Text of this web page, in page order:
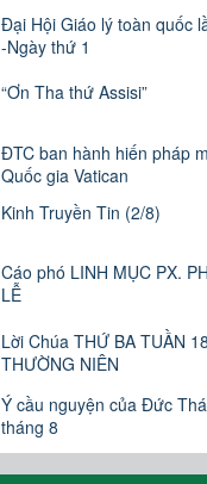
Đại Hội Giáo lý toàn quốc
-Ngày thứ 1
“Ơn Tha thứ Assisi”
ĐTC ban hành hiến pháp
Quốc gia Vatican
Kinh Truyền Tin (2/8)
Cáo phó LINH MỤC PX.
LỄ
Lời Chúa THỨ BA TUẦN 18
THƯỜNG NIÊN
Ý cầu nguyện của Đức
tháng 8